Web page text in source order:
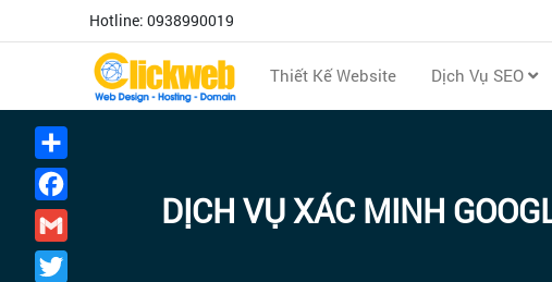
Hotline: 0938990019
Thiết Kế Website Dịch Vụ SEO
DỊCH VỤ XÁC MINH